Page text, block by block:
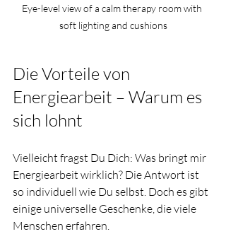
Eye-level view of a calm therapy room with
soft lighting and cushions
Die Vorteile von
Energiearbeit – Warum es
sich lohnt
Vielleicht fragst Du Dich: Was bringt mir
Energiearbeit wirklich? Die Antwort ist
so individuell wie Du selbst. Doch es gibt
einige universelle Geschenke, die viele
Menschen erfahren.